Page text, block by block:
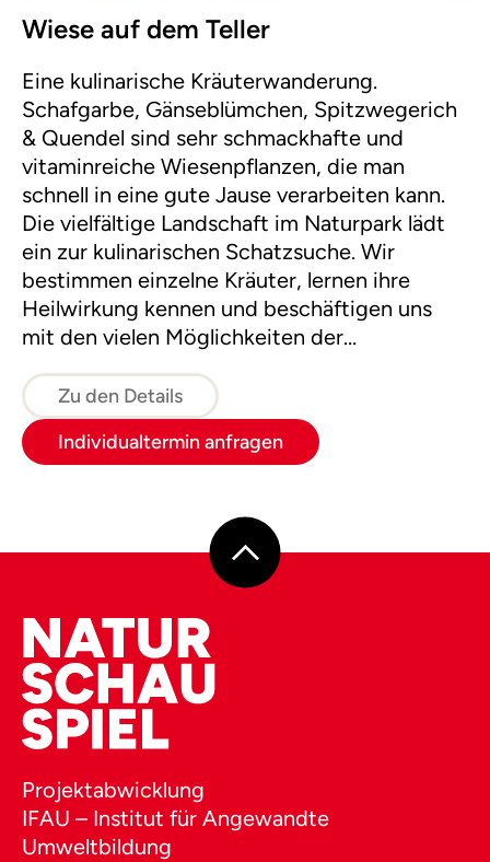
Wiese auf dem Teller
Eine kulinarische Kräuterwanderung.
Schafgarbe, Gänseblümchen, Spitzwegerich
& Quendel sind sehr schmackhafte und
vitaminreiche Wiesenpflanzen, die man
schnell in eine gute Jause verarbeiten kann.
Die vielfältige Landschaft im Naturpark lädt
ein zur kulinarischen Schatzsuche. Wir
bestimmen einzelne Kräuter, lernen ihre
Heilwirkung kennen und beschäftigen uns
mit den vielen Möglichkeiten der
Zu den Details
Individualtermin anfragen
Projektabwicklung
IFAU – Institut für Angewandte
Umweltbildung